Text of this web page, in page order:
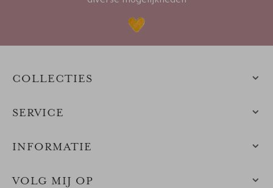
COLLECTIES
SERVICE
INFORMATIE
VOLG MIJ OP